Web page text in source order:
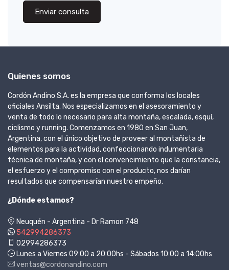
Enviar consulta
Quienes somos
Cordón Andino S.A. es la empresa que conforma los locales
oficiales Ansilta. Nos especializamos en el asesoramiento y
venta de todo lo necesario para alta montaña, escalada, esquí,
ciclismo y running. Comenzamos en 1980 en San Juan,
Argentina, con el único objetivo de proveer al montañista de
elementos para la actividad, confeccionando indumentaria
técnica de montaña, y con el convencimiento que la constancia,
el esfuerzo y el compromiso con el producto, nos darían
resultados que compensarían nuestro empeño.
¿Dónde estamos?
Neuquén - Argentina - Dr Ramon 748
542994286373
02994286373
Lunes a Viernes 09:00 a 20:00hs - Sábados 10:00 a 14:00hs
ventas@cordonandino.com